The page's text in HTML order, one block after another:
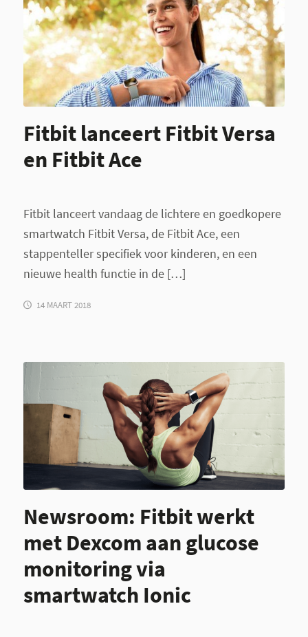
Fitbit lanceert Fitbit Versa
en Fitbit Ace
Fitbit lanceert vandaag de lichtere en goedkopere
smartwatch Fitbit Versa, de Fitbit Ace, een
stappenteller specifiek voor kinderen, en een
nieuwe health functie in de […]
14 MAART 2018
Newsroom: Fitbit werkt
met Dexcom aan glucose
monitoring via
smartwatch Ionic